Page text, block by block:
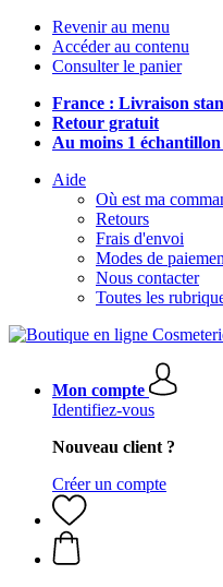
Revenir au menu
Accéder au contenu
Consulter le panier
France : Livraison
Retour gratuit
Au moins 1
Aide
Où est ma
Retours
Frais d'envoi
Modes de
Nous contacter
Toutes les
Mon compte
Identifiez-vous
Nouveau client ?
Créer un compte